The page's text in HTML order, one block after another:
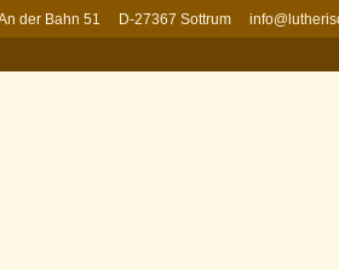
der Bahn 51 D-27367 Sottrum